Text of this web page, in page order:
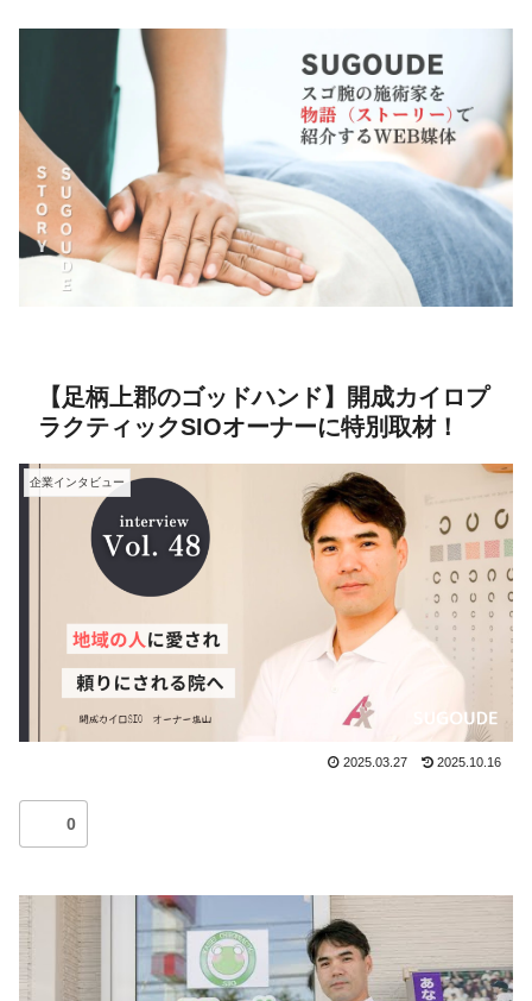
【足柄上郡のゴッドハンド】開成カイロプ
ラクティックSIOオーナーに特別取材！
企業インタビュー
2025.03.27 2025.10.16
0